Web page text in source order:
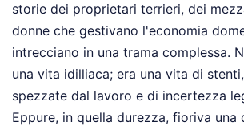
storie dei proprietari terrieri, dei
donne che gestivano l'economia
intrecciano in una trama complessa.
una vita idilliaca; era una vita di
spezzate dal lavoro e di incertezza
Eppure, in quella durezza, fioriva una